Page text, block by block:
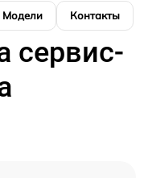
Модели Контакты
сервис-